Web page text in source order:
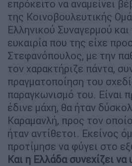
επρόκειτο να αναμείνει
της Κοινοβουλευτικής
Ελληνικού Συναγερμού και
ευκαιρία που της είχε
Στεφανόπουλος, με την
τον χαρακτήριζε πάντα,
πραγματοποίηση του
παραγκωνισμό του. Είναι
έδινε μάχη, θα ήταν
Καραμανλή, προς τον
ήταν αντίθετοι. Εκείνος
προτίμησε να φύγει στο
Και η Ελλάδα συνεχίζει να